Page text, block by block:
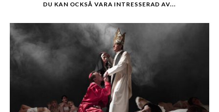
DU KAN OCKSÅ VARA INTRESSERAD AV...